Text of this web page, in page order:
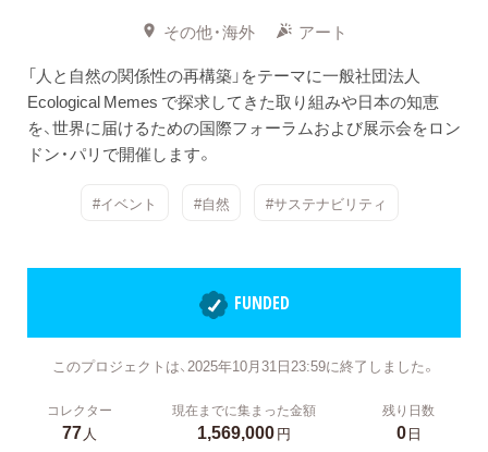
その他・海外
アート
「人と自然の関係性の再構築」をテーマに一般社団法人
Ecological Memes で探求してきた取り組みや日本の知恵
を、世界に届けるための国際フォーラムおよび展示会をロン
ドン・パリで開催します。
#イベント #自然 #サステナビリティ
FUNDED
このプロジェクトは、2025年10月31日23:59に終了しました。
コレクター
77人
現在までに集まった金額
1,569,000円
残り日数
0日